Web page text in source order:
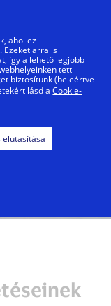
ahol ez
Ezeket arra is
így a lehető legjobb
tett
biztosítunk (beleértve
lásd aCookie-
elutasítása